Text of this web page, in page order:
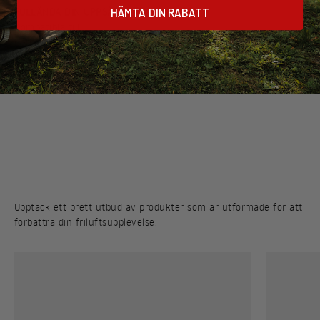
FULLÄNDA DIN UPPSÄTTNING
Upptäck ett brett utbud av produkter som är utformade för att
förbättra din friluftsupplevelse.
Upptäck ett brett utbud av produkter som är utformade för att
förbättra din friluftsupplevelse.
HÄMTA DIN RABATT